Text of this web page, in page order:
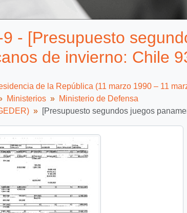
- [Presupuesto
de invierno: Chile
de la República (11 marzo 1990 – 11
Ministerios
Ministerio de Defensa
[Presupuesto segundos juegos